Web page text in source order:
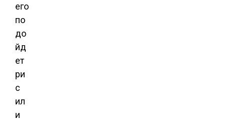
его
по
до
йд
ет
ри
с
ил
и